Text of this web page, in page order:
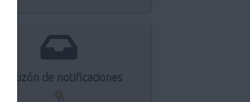
Mi buzón de notificaciones